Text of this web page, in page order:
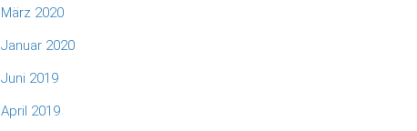
März 2020
Januar 2020
Juni 2019
April 2019